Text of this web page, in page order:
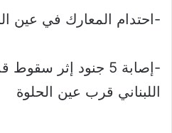
-احتدام المعارك في عين
-إصابة 5 جنود إثر
اللبناني قرب عين الحلوة